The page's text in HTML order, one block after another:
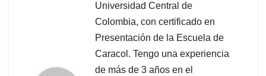
Universidad Central de
Colombia, con certificado en
Presentación de la Escuela de
Caracol. Tengo una experiencia
de más de 3 años en el